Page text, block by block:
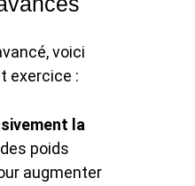
voici
exercice :
la
poids
augmenter